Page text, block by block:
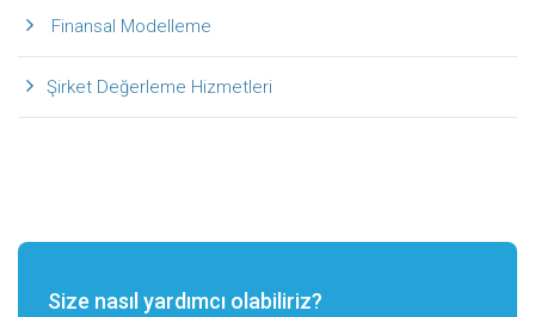
Finansal Modelleme
Şirket Değerleme Hizmetleri
Size nasıl yardımcı olabiliriz?